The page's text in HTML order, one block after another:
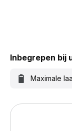
Inbegrepen bij
Maximale